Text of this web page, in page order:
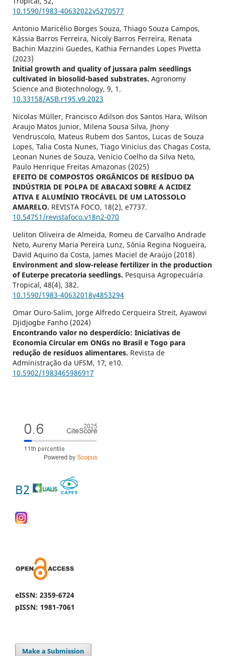
10.1590/1983-40632022v5270577
Antonio Maricélio Borges Souza, Thiago Souza Campos,
Kássia Barros Ferreira, Nicoly Barros Ferreira, Renata
Bachin Mazzini Guedes, Kathia Fernandes Lopes Pivetta
(2023)
Initial growth and quality of jussara palm seedlings
cultivated in biosolid-based substrates. Agronomy
Science and Biotechnology, 9, 1.
10.33158/ASB.r195.v9.2023
Nicolas Müller, Francisco Adilson dos Santos Hara, Wilson
Araujo Matos Junior, Milena Sousa Silva, Jhony
Vendruscolo, Mateus Rubem dos Santos, Lucas de Souza
Lopes, Talia Costa Nunes, Tiago Vinicius das Chagas Costa,
Leonan Nunes de Souza, Venício Coelho da Silva Neto,
Paulo Henrique Freitas Amazonas (2025)
EFEITO DE COMPOSTOS ORGÂNICOS DE RESÍDUO DA
INDÚSTRIA DE POLPA DE ABACAXI SOBRE A ACIDEZ
ATIVA E ALUMÍNIO TROCÁVEL DE UM LATOSSOLO
AMARELO. REVISTA FOCO, 18(2), e7737.
10.54751/revistafoco.v18n2-070
Ueliton Oliveira de Almeida, Romeu de Carvalho Andrade
Neto, Aureny Maria Pereira Lunz, Sônia Regina Nogueira,
David Aquino da Costa, James Maciel de Araújo (2018)
Environment and slow-release fertilizer in the production
of Euterpe precatoria seedlings. Pesquisa Agropecuária
Tropical, 48(4), 382.
10.1590/1983-40632018v4853294
Omar Ouro-Salim, Jorge Alfredo Cerqueira Streit, Ayawovi
Djidjogbe Fanho (2024)
Encontrando valor no desperdício: Iniciativas de
Economia Circular em ONGs no Brasil e Togo para
redução de resíduos alimentares. Revista de
Administração da UFSM, 17, e10.
10.5902/1983465986917
B2
eISSN: 2359-6724
pISSN: 1981-7061
Make a Submission